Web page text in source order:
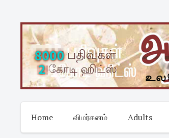
content
Home விமர்சனம் Adults